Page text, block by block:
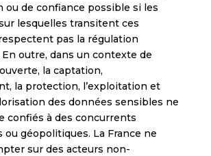
ou de confiance possible si les
lesquelles transitent ces
pas la régulation
outre, dans un contexte de
la captation,
la protection, l’exploitation et
des données sensibles ne
confiés à des concurrents
ou géopolitiques. La France ne
sur des acteurs non-